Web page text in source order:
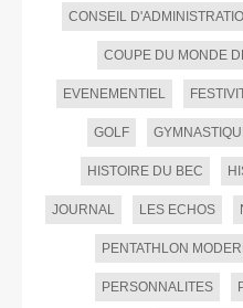
CONSEIL
COUPE DU MONDE
EVENEMENTIEL
GOLF
HISTOIRE DU BEC
JOURNAL LES ECHOS
PENTATHLON
PERSONNALITES